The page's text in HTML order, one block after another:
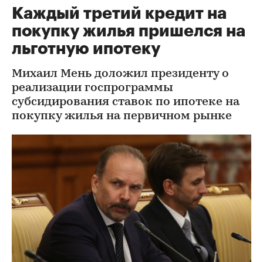
Каждый третий кредит на
покупку жилья пришелся на
льготную ипотеку
Михаил Мень доложил президенту о
реализации госпрограммы
субсидирования ставок по ипотеке на
покупку жилья на первичном рынке